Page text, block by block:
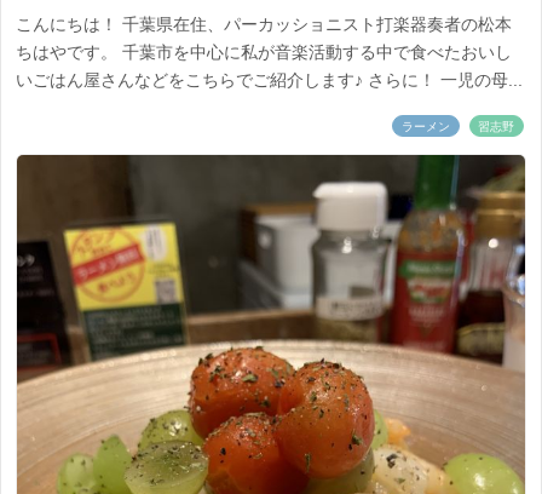
こんにちは！ 千葉県在住、パーカッショニスト打楽器奏者の松本
ちはやです。 千葉市を中心に私が音楽活動する中で食べたおいし
いごはん屋さんなどをこちらでご紹介します♪ さらに！ 一児の母...
ラーメン 習志野